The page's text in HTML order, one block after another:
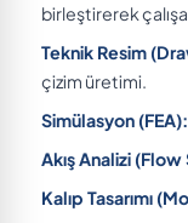
birleştirerek
Teknik Resim
çizim üretimi.
Simülasyon (FEA):
Akış Analizi
Kalıp Tasarımı